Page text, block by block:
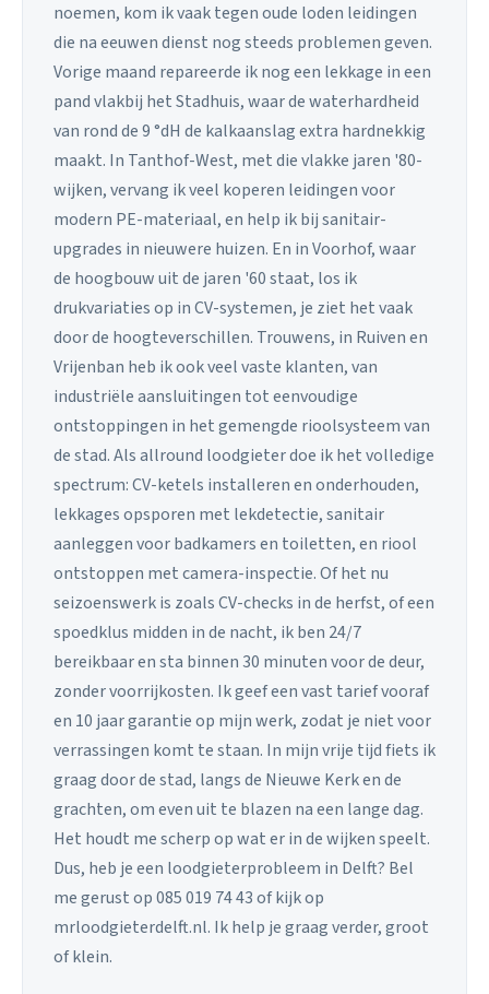
noemen, kom ik vaak tegen oude loden leidingen
die na eeuwen dienst nog steeds problemen geven.
Vorige maand repareerde ik nog een lekkage in een
pand vlakbij het Stadhuis, waar de waterhardheid
van rond de 9 °dH de kalkaanslag extra hardnekkig
maakt. In Tanthof-West, met die vlakke jaren '80-
wijken, vervang ik veel koperen leidingen voor
modern PE-materiaal, en help ik bij sanitair-
upgrades in nieuwere huizen. En in Voorhof, waar
de hoogbouw uit de jaren '60 staat, los ik
drukvariaties op in CV-systemen, je ziet het vaak
door de hoogteverschillen. Trouwens, in Ruiven en
Vrijenban heb ik ook veel vaste klanten, van
industriële aansluitingen tot eenvoudige
ontstoppingen in het gemengde rioolsysteem van
de stad. Als allround loodgieter doe ik het volledige
spectrum: CV-ketels installeren en onderhouden,
lekkages opsporen met lekdetectie, sanitair
aanleggen voor badkamers en toiletten, en riool
ontstoppen met camera-inspectie. Of het nu
seizoenswerk is zoals CV-checks in de herfst, of een
spoedklus midden in de nacht, ik ben 24/7
bereikbaar en sta binnen 30 minuten voor de deur,
zonder voorrijkosten. Ik geef een vast tarief vooraf
en 10 jaar garantie op mijn werk, zodat je niet voor
verrassingen komt te staan. In mijn vrije tijd fiets ik
graag door de stad, langs de Nieuwe Kerk en de
grachten, om even uit te blazen na een lange dag.
Het houdt me scherp op wat er in de wijken speelt.
Dus, heb je een loodgieterprobleem in Delft? Bel
me gerust op 085 019 74 43 of kijk op
mrloodgieterdelft.nl. Ik help je graag verder, groot
of klein.